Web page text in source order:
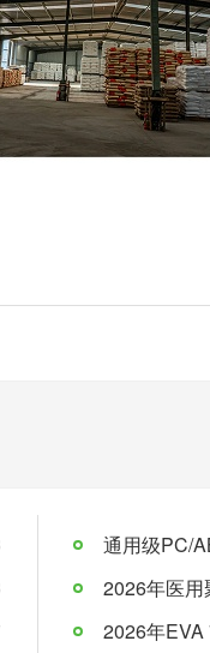
通用级PC/
2026年医